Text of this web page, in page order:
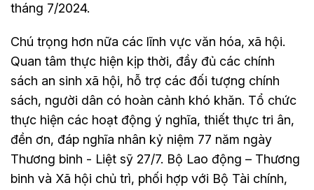
tháng 7/2024.
Chú trọng hơn nữa các lĩnh vực văn hóa, xã hội.
Quan tâm thực hiện kịp thời, đầy đủ các chính
sách an sinh xã hội, hỗ trợ các đối tượng chính
sách, người dân có hoàn cảnh khó khăn. Tổ chức
thực hiện các hoạt động ý nghĩa, thiết thực tri ân,
đền ơn, đáp nghĩa nhân kỷ niệm 77 năm ngày
Thương binh - Liệt sỹ 27/7. Bộ Lao động – Thương
binh và Xã hội chủ trì, phối hợp với Bộ Tài chính,